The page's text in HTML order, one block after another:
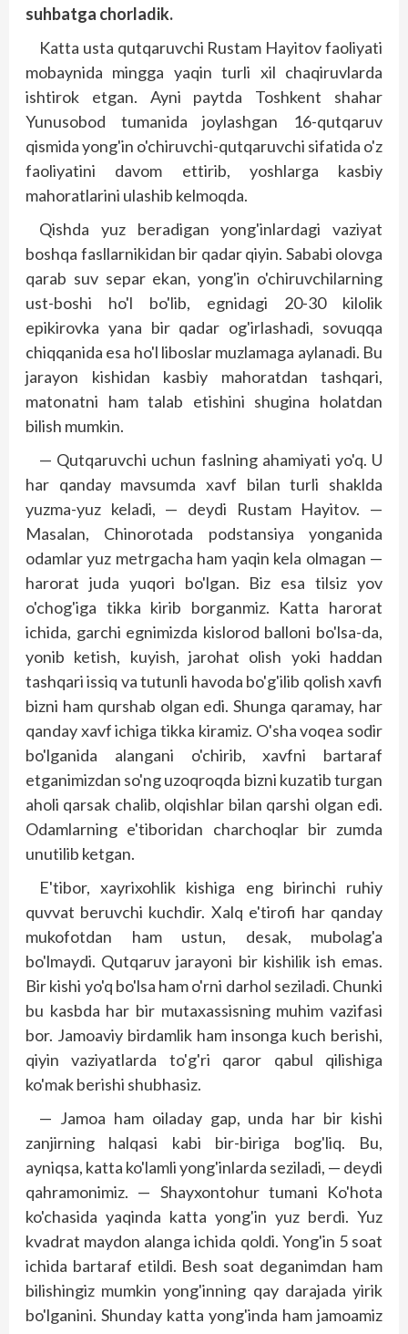
suhbatga chorladik.
Katta usta qutqaruvchi Rustam Hayitov faoliyati
mobaynida mingga yaqin turli xil chaqiruvlarda
ishtirok etgan. Ayni paytda Toshkent shahar
Yunusobod tumanida joylashgan 16-qutqaruv
qismida yong'in o'chiruvchi-qutqaruvchi sifatida o'z
faoliyatini davom ettirib, yoshlarga kasbiy
mahoratlarini ulashib kelmoqda.
Qishda yuz beradigan yong'inlardagi vaziyat
boshqa fasllarnikidan bir qadar qiyin. Sababi olovga
qarab suv separ ekan, yong'in o'chiruvchilarning
ust-boshi ho'l bo'lib, egnidagi 20-30 kilolik
epikirovka yana bir qadar og'irlashadi, sovuqqa
chiqqanida esa ho'l liboslar muzlamaga aylanadi. Bu
jarayon kishidan kasbiy mahoratdan tashqari,
matonatni ham talab etishini shugina holatdan
bilish mumkin.
— Qutqaruvchi uchun faslning ahamiyati yo'q. U
har qanday mavsumda xavf bilan turli shaklda
yuzma-yuz keladi, — deydi Rustam Hayitov. —
Masalan, Chinorotada podstansiya yonganida
odamlar yuz metrgacha ham yaqin kela olmagan —
harorat juda yuqori bo'lgan. Biz esa tilsiz yov
o'chog'iga tikka kirib borganmiz. Katta harorat
ichida, garchi egnimizda kislorod balloni bo'lsa-da,
yonib ketish, kuyish, jarohat olish yoki haddan
tashqari issiq va tutunli havoda bo'g'ilib qolish xavfi
bizni ham qurshab olgan edi. Shunga qaramay, har
qanday xavf ichiga tikka kiramiz. O'sha voqea sodir
bo'lganida alangani o'chirib, xavfni bartaraf
etganimizdan so'ng uzoqroqda bizni kuzatib turgan
aholi qarsak chalib, olqishlar bilan qarshi olgan edi.
Odamlarning e'tiboridan charchoqlar bir zumda
unutilib ketgan.
E'tibor, xayrixohlik kishiga eng birinchi ruhiy
quvvat beruvchi kuchdir. Xalq e'tirofi har qanday
mukofotdan ham ustun, desak, mubolag'a
bo'lmaydi. Qutqaruv jarayoni bir kishilik ish emas.
Bir kishi yo'q bo'lsa ham o'rni darhol seziladi. Chunki
bu kasbda har bir mutaxassisning muhim vazifasi
bor. Jamoaviy birdamlik ham insonga kuch berishi,
qiyin vaziyatlarda to'g'ri qaror qabul qilishiga
ko'mak berishi shubhasiz.
— Jamoa ham oiladay gap, unda har bir kishi
zanjirning halqasi kabi bir-biriga bog'liq. Bu,
ayniqsa, katta ko'lamli yong'inlarda seziladi, — deydi
qahramonimiz. — Shayxontohur tumani Ko'hota
ko'chasida yaqinda katta yong'in yuz berdi. Yuz
kvadrat maydon alanga ichida qoldi. Yong'in 5 soat
ichida bartaraf etildi. Besh soat deganimdan ham
bilishingiz mumkin yong'inning qay darajada yirik
bo'lganini. Shunday katta yong'inda ham jamoamiz